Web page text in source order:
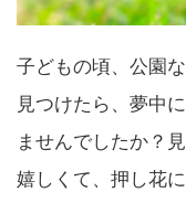
子どもの頃、公園
見つけたら、夢中
ませんでしたか？
嬉しくて、押し花